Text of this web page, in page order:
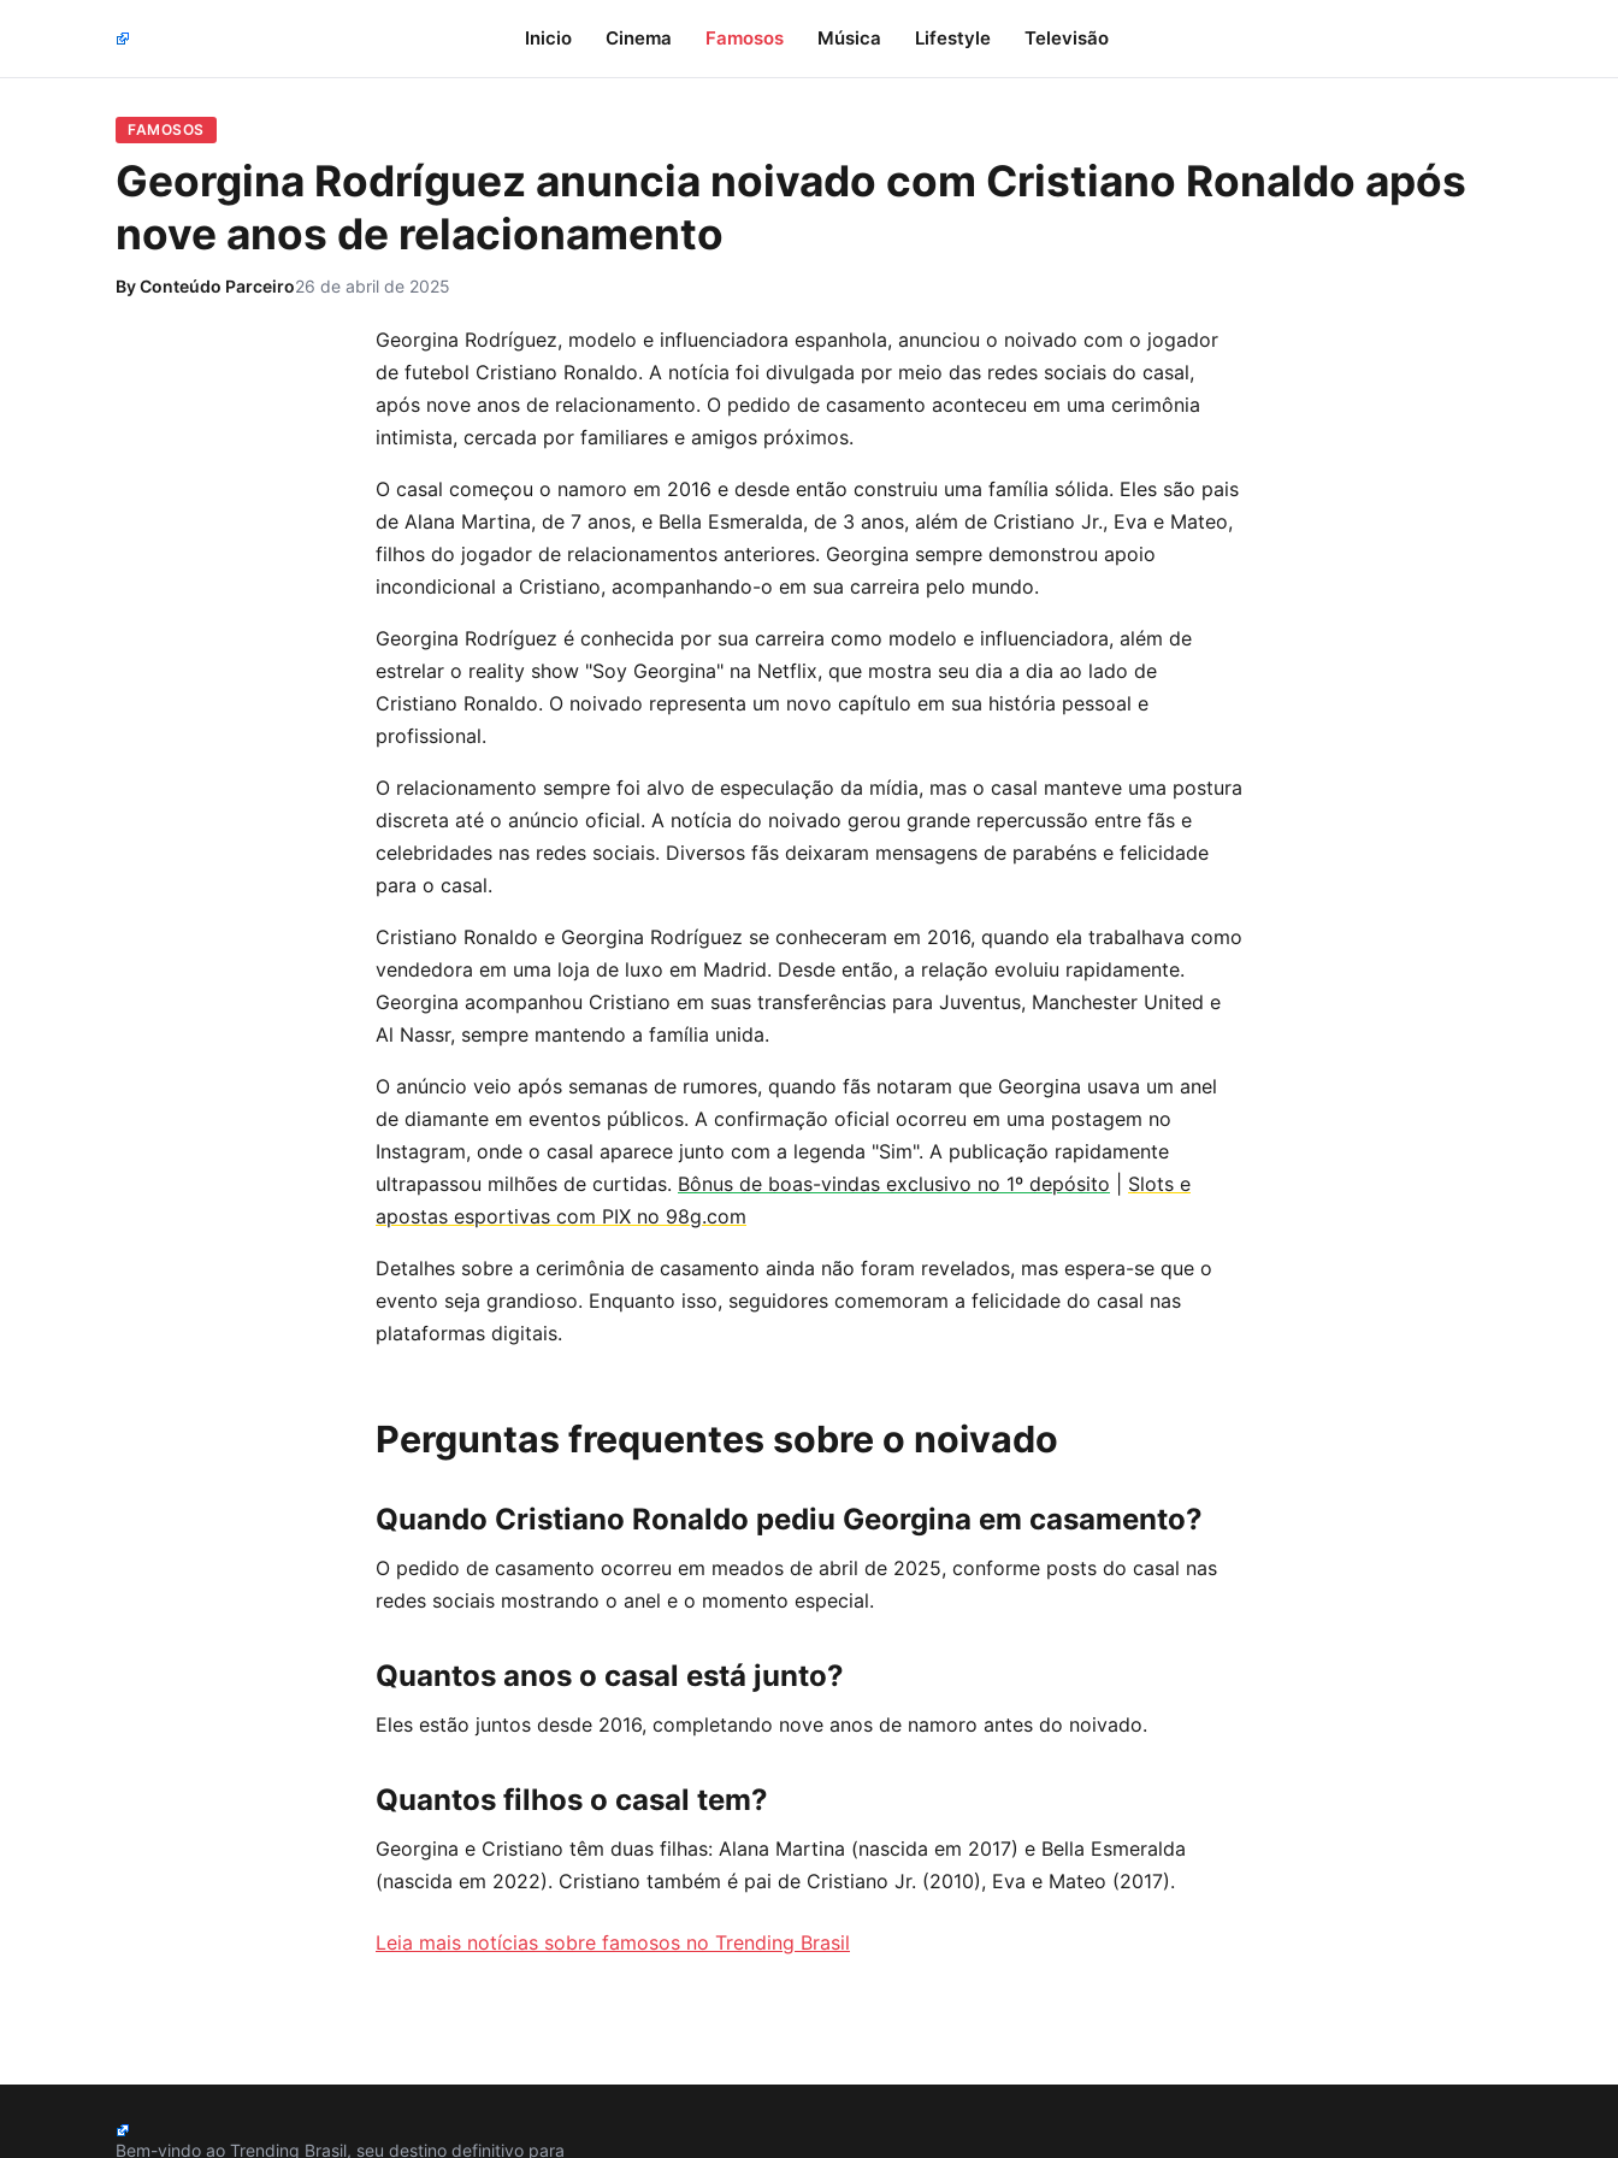
Inicio Cinema Famosos Música Lifestyle Televisão
FAMOSOS
Georgina Rodríguez anuncia noivado com Cristiano Ronaldo após
nove anos de relacionamento
ByConteúdo Parceiro26 de abril de 2025
Georgina Rodríguez, modelo e influenciadora espanhola, anunciou o noivado com o jogador
de futebol Cristiano Ronaldo. A notícia foi divulgada por meio das redes sociais do casal,
após nove anos de relacionamento. O pedido de casamento aconteceu em uma cerimônia
intimista, cercada por familiares e amigos próximos.
O casal começou o namoro em 2016 e desde então construiu uma família sólida. Eles são pais
de Alana Martina, de 7 anos, e Bella Esmeralda, de 3 anos, além de Cristiano Jr., Eva e Mateo,
filhos do jogador de relacionamentos anteriores. Georgina sempre demonstrou apoio
incondicional a Cristiano, acompanhando-o em sua carreira pelo mundo.
Georgina Rodríguez é conhecida por sua carreira como modelo e influenciadora, além de
estrelar o reality show "Soy Georgina" na Netflix, que mostra seu dia a dia ao lado de
Cristiano Ronaldo. O noivado representa um novo capítulo em sua história pessoal e
profissional.
O relacionamento sempre foi alvo de especulação da mídia, mas o casal manteve uma postura
discreta até o anúncio oficial. A notícia do noivado gerou grande repercussão entre fãs e
celebridades nas redes sociais. Diversos fãs deixaram mensagens de parabéns e felicidade
para o casal.
Cristiano Ronaldo e Georgina Rodríguez se conheceram em 2016, quando ela trabalhava como
vendedora em uma loja de luxo em Madrid. Desde então, a relação evoluiu rapidamente.
Georgina acompanhou Cristiano em suas transferências para Juventus, Manchester United e
Al Nassr, sempre mantendo a família unida.
O anúncio veio após semanas de rumores, quando fãs notaram que Georgina usava um anel
de diamante em eventos públicos. A confirmação oficial ocorreu em uma postagem no
Instagram, onde o casal aparece junto com a legenda "Sim". A publicação rapidamente
ultrapassou milhões de curtidas. Bônus de boas-vindas exclusivo no 1º depósito
Slots e
apostas esportivas com PIX no 98g.com
Detalhes sobre a cerimônia de casamento ainda não foram revelados, mas espera-se que o
evento seja grandioso. Enquanto isso, seguidores comemoram a felicidade do casal nas
plataformas digitais.
Perguntas frequentes sobre o noivado
Quando Cristiano Ronaldo pediu Georgina em casamento?
O pedido de casamento ocorreu em meados de abril de 2025, conforme posts do casal nas
redes sociais mostrando o anel e o momento especial.
Quantos anos o casal está junto?
Eles estão juntos desde 2016, completando nove anos de namoro antes do noivado.
Quantos filhos o casal tem?
Georgina e Cristiano têm duas filhas: Alana Martina (nascida em 2017) e Bella Esmeralda
(nascida em 2022). Cristiano também é pai de Cristiano Jr. (2010), Eva e Mateo (2017).
Leia mais notícias sobre famosos no Trending Brasil
Bem-vindo ao Trending Brasil, seu destino definitivo para